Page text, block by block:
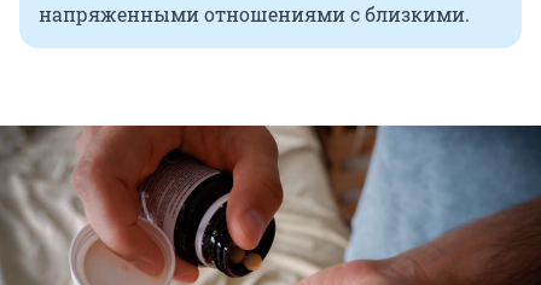
напряженными отношениями с близкими.